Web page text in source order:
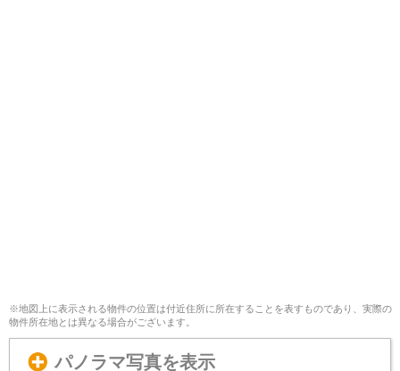
※地図上に表示される物件の位置は付近住所に所在することを表すものであり、実際の
物件所在地とは異なる場合がございます。
パノラマ写真を表示